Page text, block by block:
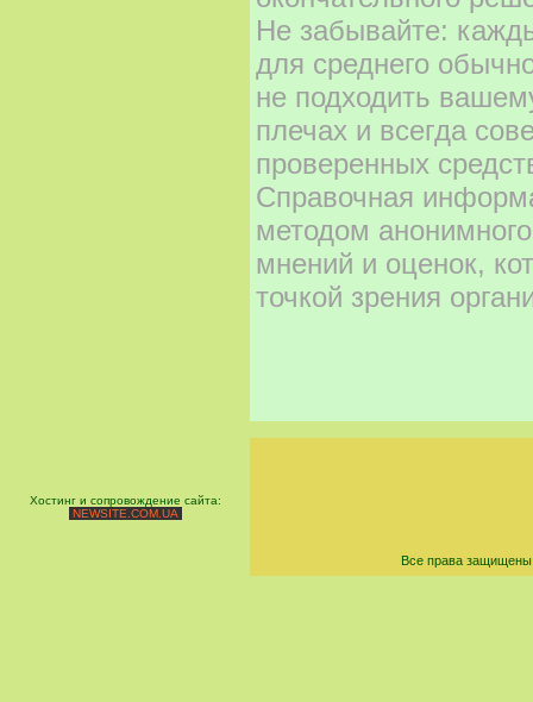
Не забывайте:
для среднего
не подходить
плечах и всегда
проверенных
Справочная
методом
мнений и оценок,
точкой зрения
Хостинг и сопровождение сайта:
NEWSITE.COM.UA
Все права